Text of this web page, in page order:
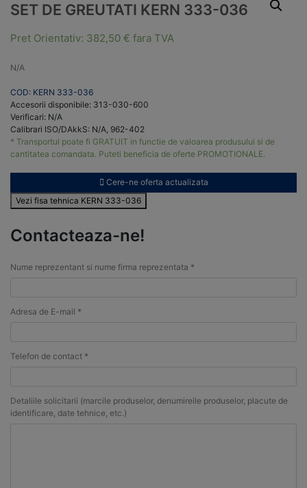
SET DE GREUTATI KERN 333-036
Pret Orientativ: 382,50 € fara TVA
N/A
COD: KERN 333-036
Accesorii disponibile: 313-030-600
Verificari: N/A
Calibrari ISO/DAkkS: N/A, 962-402
* Transportul poate fi GRATUIT in functie de valoarea produsului si de
cantitatea comandata. Puteti beneficia de oferte PROMOTIONALE.
Cere-ne oferta actualizata
Vezi fisa tehnica KERN 333-036
Contacteaza-ne!
Nume reprezentant si nume firma reprezentata *
Adresa de E-mail *
Telefon de contact *
Detaliile solicitarii (marcile produselor, denumireile produselor, placute de
identificare, date tehnice, etc.)